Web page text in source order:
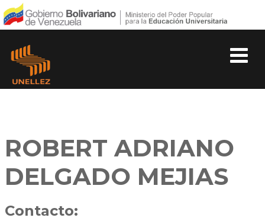
ROBERT ADRIANO
DELGADO MEJIAS
Contacto: